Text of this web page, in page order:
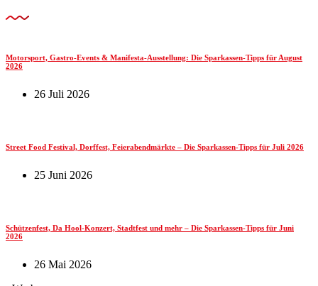
Motorsport, Gastro-Events & Manifesta-Ausstellung: Die Sparkassen-Tipps für August
2026
26 Juli 2026
Street Food Festival, Dorffest, Feierabendmärkte – Die Sparkassen-Tipps für Juli 2026
25 Juni 2026
Schützenfest, Da Hool-Konzert, Stadtfest und mehr – Die Sparkassen-Tipps für Juni
2026
26 Mai 2026